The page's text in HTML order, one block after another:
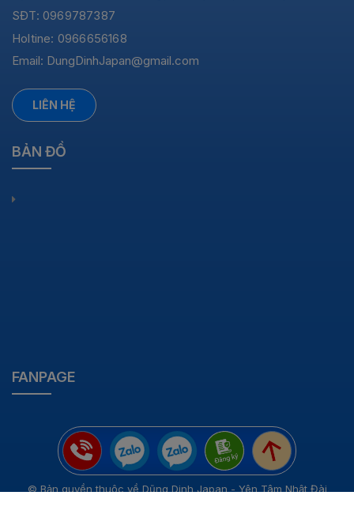
SĐT: 0969787387
Holtine: 0966656168
Email: DungDinhJapan@gmail.com
LIÊN HỆ
BẢN ĐỒ
FANPAGE
© Bản quyền thuộc về Dũng Dinh Japan - Yên Tâm Nhật Đài